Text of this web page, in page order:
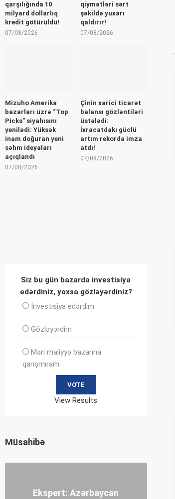
qarşılığında 10
milyard dollarlıq
kredit götürüldü!
07/08/2026
qiymətləri sərt
şəkildə yuxarı
qaldırır!
07/08/2026
Mizuho Amerika
bazarları üzrə “Top
Picks” siyahısını
yenilədi: Yüksək
inam doğuran yeni
səhm ideyaları
açıqlandı
07/08/2026
Çinin xarici ticarət
balansı gözləntiləri
üstələdi:
İxracatdakı güclü
artım rekorda imza
atdı!
07/08/2026
Siz bu gün bazarda investisiya
edərdiniz, yoxsa gözləyərdiniz?
İnvеstisiya edərdim
Gözləyərdim
Mən maliyyə bazarına
qarışmıram
View Results
Müsahibə
Ekspert: Azərbaycan